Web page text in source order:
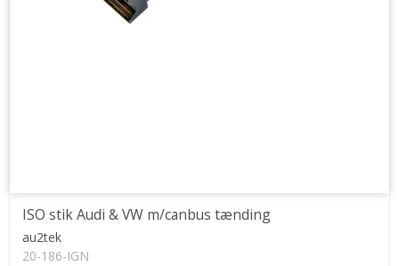
ISO stik Audi & VW m/canbus tænding
au2tek
20-186-IGN